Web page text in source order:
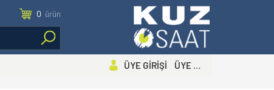
0 ürün
ÜYE GİRİŞİ ÜYE OL